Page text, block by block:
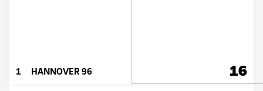
1 HANNOVER 96 16